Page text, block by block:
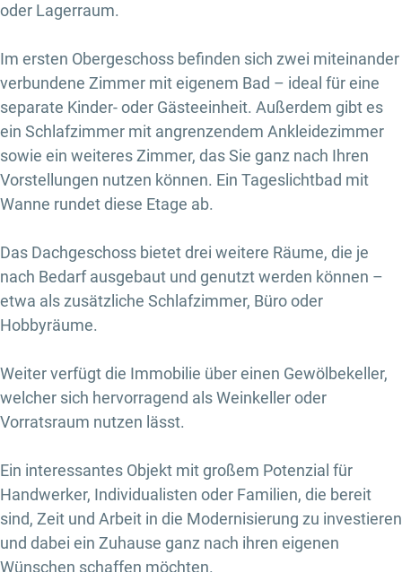
oder Lagerraum.
Im ersten Obergeschoss befinden sich zwei miteinander
verbundene Zimmer mit eigenem Bad – ideal für eine
separate Kinder- oder Gästeeinheit. Außerdem gibt es
ein Schlafzimmer mit angrenzendem Ankleidezimmer
sowie ein weiteres Zimmer, das Sie ganz nach Ihren
Vorstellungen nutzen können. Ein Tageslichtbad mit
Wanne rundet diese Etage ab.
Das Dachgeschoss bietet drei weitere Räume, die je
nach Bedarf ausgebaut und genutzt werden können –
etwa als zusätzliche Schlafzimmer, Büro oder
Hobbyräume.
Weiter verfügt die Immobilie über einen Gewölbekeller,
welcher sich hervorragend als Weinkeller oder
Vorratsraum nutzen lässt.
Ein interessantes Objekt mit großem Potenzial für
Handwerker, Individualisten oder Familien, die bereit
sind, Zeit und Arbeit in die Modernisierung zu investieren
und dabei ein Zuhause ganz nach ihren eigenen
Wünschen schaffen möchten.